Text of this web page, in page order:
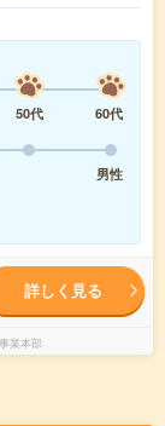
50代
60代
男性
詳しく見る
業本部